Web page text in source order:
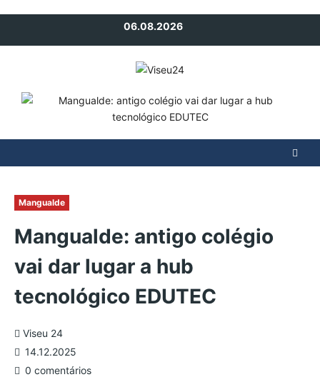
06.08.2026
Mangualde
Mangualde: antigo colégio
vai dar lugar a hub
tecnológico EDUTEC
Viseu 24
14.12.2025
0 comentários